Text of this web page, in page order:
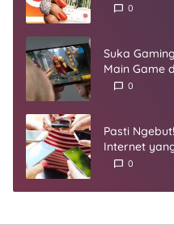
0
Suka
Main Game
0
Pasti
Internet
0